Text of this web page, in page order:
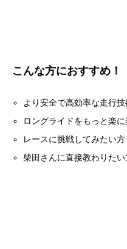
こんな方におすすめ！
より安全で高効率な走行
ロングライドをもっと楽
レースに挑戦してみたい方
柴田さんに直接教わりたい